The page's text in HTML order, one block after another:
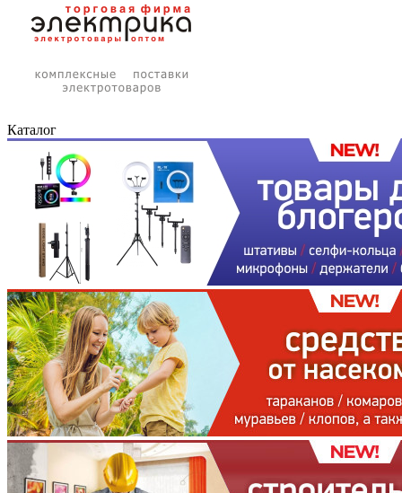
Каталог